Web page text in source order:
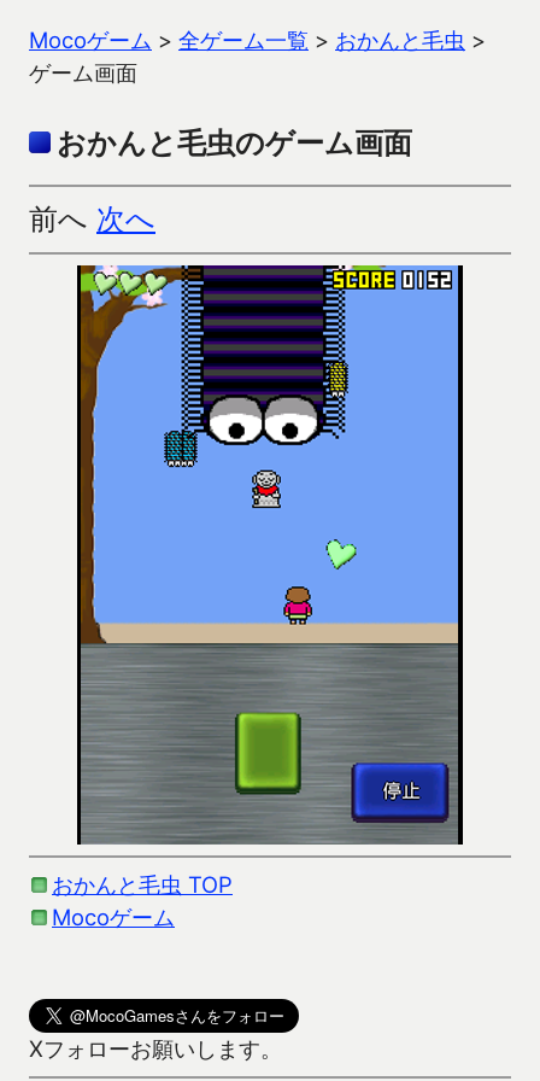
Mocoゲーム > 全ゲーム一覧 > おかんと毛虫 >
ゲーム画面
おかんと毛虫のゲーム画面
前へ 次へ
おかんと毛虫 TOP
Mocoゲーム
Xフォローお願いします。